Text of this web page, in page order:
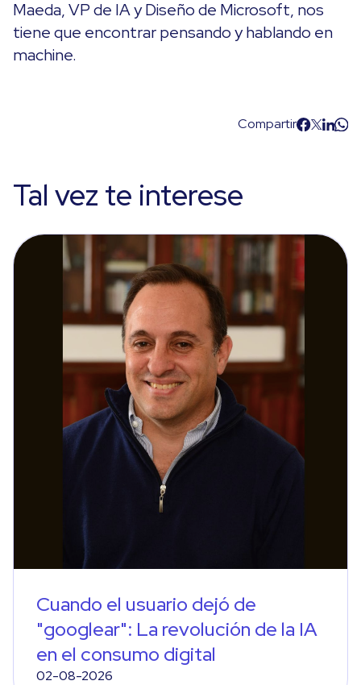
Maeda, VP de IA y Diseño de Microsoft, nos
tiene que encontrar pensando y hablando en
machine.
Compartir
Tal vez te interese
Cuando el usuario dejó de
"googlear": La revolución de la IA
en el consumo digital
02-08-2026